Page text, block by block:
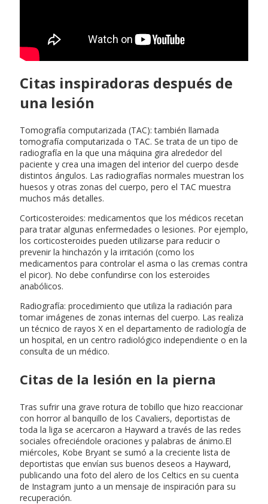
Citas inspiradoras después de
una lesión
Tomografía computarizada (TAC): también llamada
tomografía computarizada o TAC. Se trata de un tipo de
radiografía en la que una máquina gira alrededor del
paciente y crea una imagen del interior del cuerpo desde
distintos ángulos. Las radiografías normales muestran los
huesos y otras zonas del cuerpo, pero el TAC muestra
muchos más detalles.
Corticosteroides: medicamentos que los médicos recetan
para tratar algunas enfermedades o lesiones. Por ejemplo,
los corticosteroides pueden utilizarse para reducir o
prevenir la hinchazón y la irritación (como los
medicamentos para controlar el asma o las cremas contra
el picor). No debe confundirse con los esteroides
anabólicos.
Radiografía: procedimiento que utiliza la radiación para
tomar imágenes de zonas internas del cuerpo. Las realiza
un técnico de rayos X en el departamento de radiología de
un hospital, en un centro radiológico independiente o en la
consulta de un médico.
Citas de la lesión en la pierna
Tras sufrir una grave rotura de tobillo que hizo reaccionar
con horror al banquillo de los Cavaliers, deportistas de
toda la liga se acercaron a Hayward a través de las redes
sociales ofreciéndole oraciones y palabras de ánimo.El
miércoles, Kobe Bryant se sumó a la creciente lista de
deportistas que envían sus buenos deseos a Hayward,
publicando una foto del alero de los Celtics en su cuenta
de Instagram junto a un mensaje de inspiración para su
recuperación.